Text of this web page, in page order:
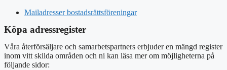
Mailadresser bostadsrättsföreningar
Köpa adressregister
Våra återförsäljare och samarbetspartners erbjuder en mängd register
inom vitt skilda områden och ni kan läsa mer om möjligheterna på
följande sidor: